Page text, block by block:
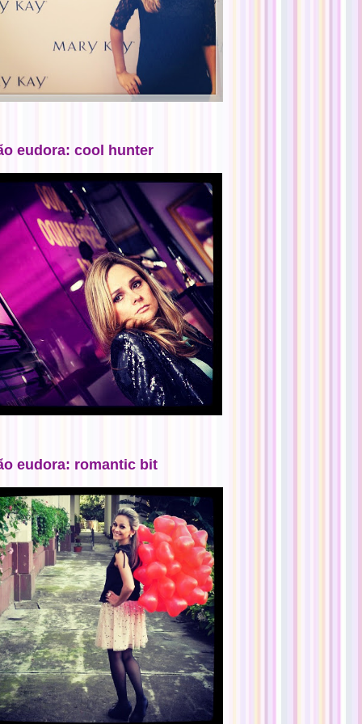
eudora: cool hunter
eudora: romantic bit